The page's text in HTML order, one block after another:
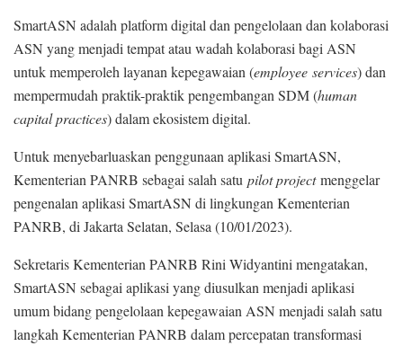
SmartASN adalah platform digital dan pengelolaan dan kolaborasi
ASN yang menjadi tempat atau wadah kolaborasi bagi ASN
untuk memperoleh layanan kepegawaian (employee services) dan
mempermudah praktik-praktik pengembangan SDM (human
capital practices) dalam ekosistem digital.
Untuk menyebarluaskan penggunaan aplikasi SmartASN,
Kementerian PANRB sebagai salah satu pilot projectmenggelar
pengenalan aplikasi SmartASN di lingkungan Kementerian
PANRB, di Jakarta Selatan, Selasa (10/01/2023).
Sekretaris Kementerian PANRB Rini Widyantini mengatakan,
SmartASN sebagai aplikasi yang diusulkan menjadi aplikasi
umum bidang pengelolaan kepegawaian ASN menjadi salah satu
langkah Kementerian PANRB dalam percepatan transformasi